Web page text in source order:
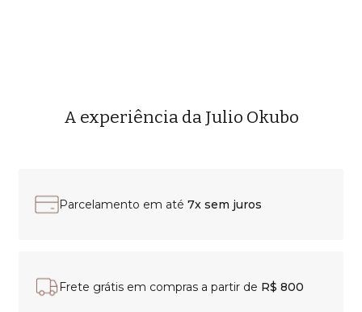
A experiência da Julio Okubo
Parcelamento em até 7x sem juros
Frete grátis em compras a partir de R$ 800